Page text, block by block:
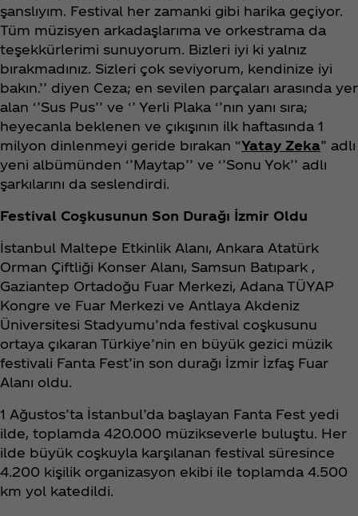
şanslıyım. Festival her zamanki gibi harika geçiyor.
Tüm müzisyen arkadaşlarıma ve orkestrama da
teşekkürlerimi sunuyorum. Bizleri iyi ki yalnız
bırakmadınız. Sizleri çok seviyorum, kendinize iyi
bakın.’’ diyen Ceza; en sevilen parçaları arasında yer
alan ‘’Sus Pus’’ ve ‘’ Yerli Plaka ‘’nın yanı sıra;
heyecanla beklenen ve çıkışının ilk haftasında 1
milyon dinlenmeyi geride bırakan “Yatay Zeka” adlı
yeni albümünden ‘’Maytap’’ ve ‘’Sonu Yok’’ adlı
şarkılarını da seslendirdi.
Festival Coşkusunun Son Durağı İzmir Oldu
İstanbul Maltepe Etkinlik Alanı, Ankara Atatürk
Orman Çiftliği Konser Alanı, Samsun Batıpark ,
Gaziantep Ortadoğu Fuar Merkezi, Adana TÜYAP
Kongre ve Fuar Merkezi ve Antlaya Akdeniz
Üniversitesi Stadyumu’nda festival coşkusunu
ortaya çıkaran Türkiye’nin en büyük gezici müzik
festivali Fanta Fest’in son durağı İzmir İzfaş Fuar
Alanı oldu.
1 Ağustos’ta İstanbul’da başlayan Fanta Fest yedi
ilde, toplamda 420.000 müzikseverle buluştu. Her
ilde büyük coşkuyla karşılanan festival süresince
4.200 kişilik organizasyon ekibi ile toplamda 4.500
km yol katedildi.